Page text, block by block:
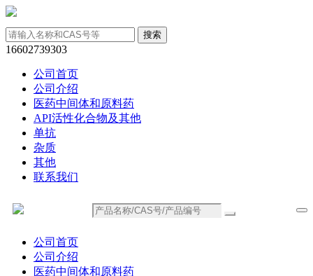
16602739303
公司首页
公司介绍
医药中间体和原料药
API活性化合物及其他
单抗
杂质
其他
联系我们
公司首页
公司介绍
医药中间体和原料药